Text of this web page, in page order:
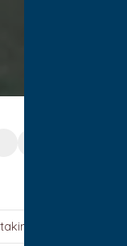
anyway